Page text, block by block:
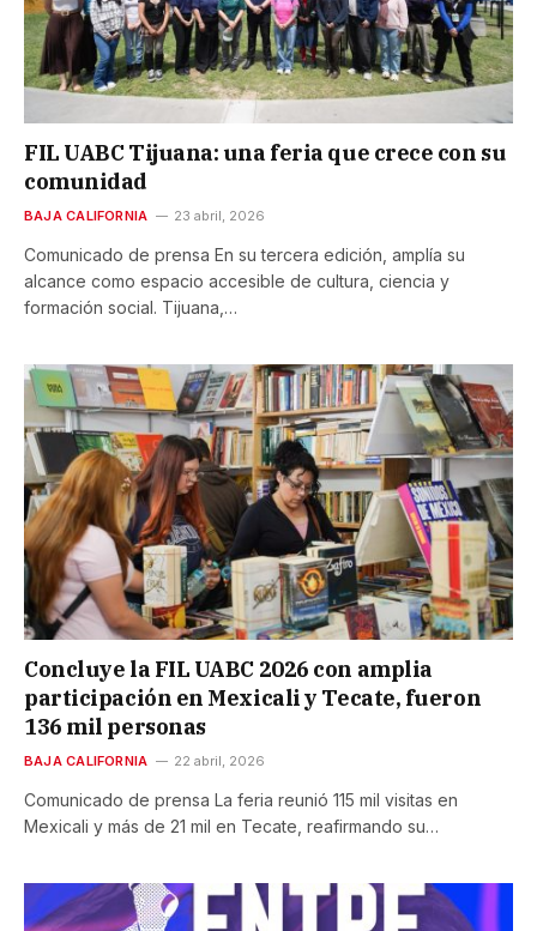
FIL UABC Tijuana: una feria que crece con su
comunidad
BAJA CALIFORNIA 23 abril, 2026
Comunicado de prensa En su tercera edición, amplía su
alcance como espacio accesible de cultura, ciencia y
formación social. Tijuana,…
Concluye la FIL UABC 2026 con amplia
participación en Mexicali y Tecate, fueron
136 mil personas
BAJA CALIFORNIA 22 abril, 2026
Comunicado de prensa La feria reunió 115 mil visitas en
Mexicali y más de 21 mil en Tecate, reafirmando su…